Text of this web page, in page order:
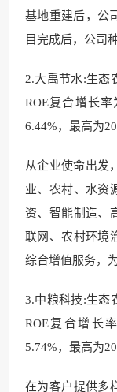
基地重建后，公
目完成后，公司
2.大禹节水:生态
ROE复合增长率
6.44%，最高为
从企业使命出发
业、农村、水资
资、智能制造、
联网、农村环境
综合增值服务，
3.中粮科技:生态
ROE复合增长
5.74%，最高为
在为客户提供多